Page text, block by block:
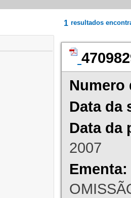
1 resultados
Numero
Data da
Data da
2007
Ementa: